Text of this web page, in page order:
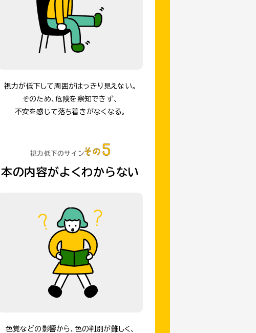
視力が低下して周囲がはっきり見えない。
そのため、危険を察知できず、
不安を感じて落ち着きがなくなる。
視力低下のサイン
本の内容がよくわからない
色覚などの影響から、色の判別が難しく、